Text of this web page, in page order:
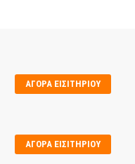
ΑΓΟΡΆ ΕΙΣΙΤΗΡΊΟΥ
ΑΓΟΡΆ ΕΙΣΙΤΗΡΊΟΥ